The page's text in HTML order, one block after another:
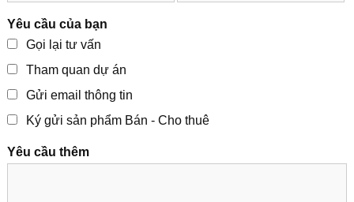
Yêu cầu của bạn
Gọi lại tư vấn
Tham quan dự án
Gửi email thông tin
Ký gửi sản phẩm Bán - Cho thuê
Yêu cầu thêm